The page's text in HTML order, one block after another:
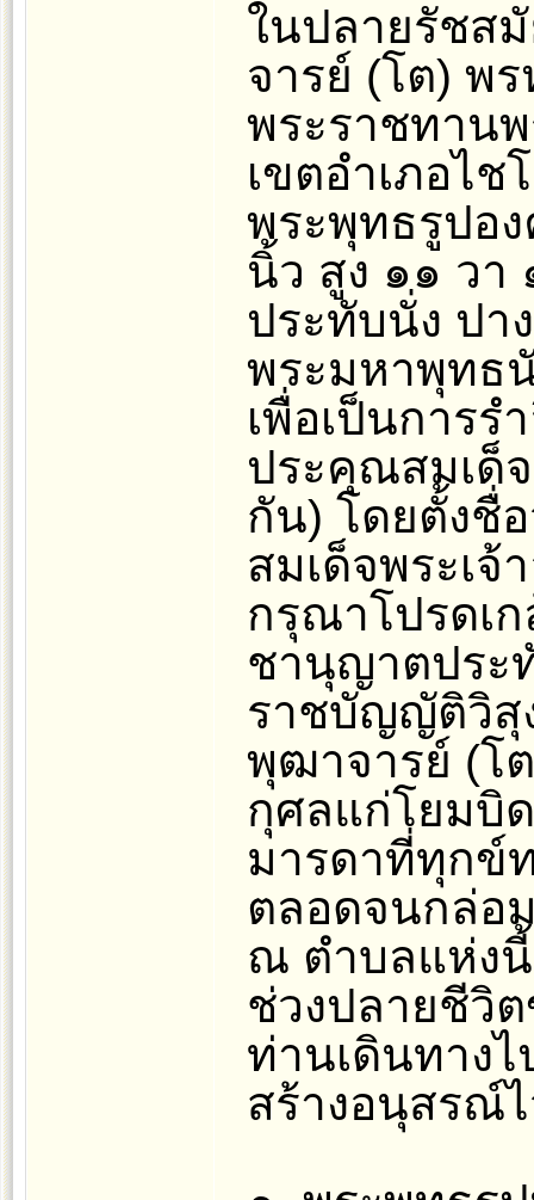
ในปลายรัชส
จารย์ (โต) พร
พระราชทาน
เขตอำเภอไช
พระพุทธรูปอ
นิ้ว สูง ๑๑ วา
ประทับนั่ง ปา
พระมหาพุทธ
เพื่อเป็นการร
ประคุณสมเด็
กัน) โดยตั้งชื่
สมเด็จพระเ
กรุณาโปรดเ
ชานุญาตประ
ราชบัญญัติวิสุ
พุฒาจารย์ (โ
กุศลแก่โยมบิ
มารดาที่ทุกข์
ตลอดจนกล่อ
ณ ตำบลแห่งนี้
ช่วงปลายชีวิ
ท่านเดินทาง
สร้างอนุสรณ์